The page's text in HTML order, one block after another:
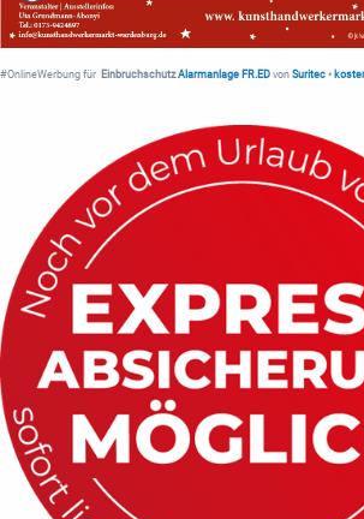
#OnlineWerbung für Einbruchschutz Alarmanlage FR.ED von Suritec •